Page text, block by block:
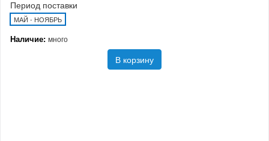
Период поставки
МАЙ - НОЯБРЬ
Наличие: много
В корзину